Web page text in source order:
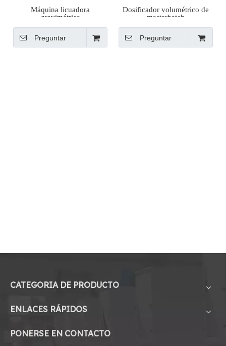
Máquina licuadora
gravimétrica
Preguntar
Dosificador volumétrico de
masterbatch
Preguntar
CATEGORIA DE PRODUCTO
ENLACES RÁPIDOS
PONERSE EN CONTACTO